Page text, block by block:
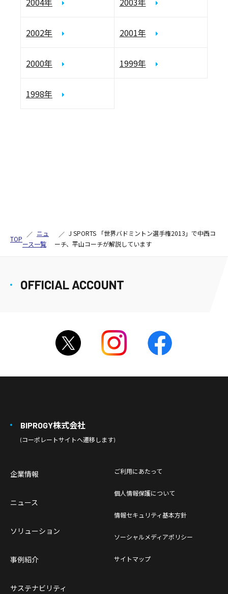
2002年 2001年
2000年 1999年
1998年
TOP
ニュ
ース一覧
J SPORTS 「世界バドミントン選手権2013」で中西コ
ーチ、平山コーチが解説しています
OFFICIAL ACCOUNT
BIPROGY株式会社
(コーポレートサイトへ遷移します)
企業情報
ニュース
ソリューション
事例紹介
サステナビリティ
ご利用にあたって
個人情報保護について
情報セキュリティ基本方針
ソーシャルメディアポリシー
サイトマップ